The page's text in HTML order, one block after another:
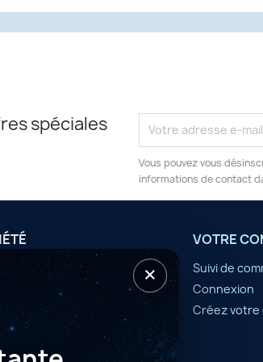
spéciales
Vous pouvez vous
informations de contact
VOTRE
Suivi de
Connexion
Créez votre
×